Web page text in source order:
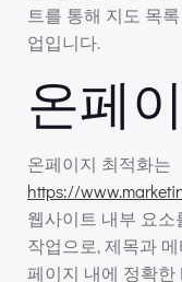
트를 통해 지도 목
업입니다.
온페
온페이지 최적화는
https://
웹사이트 내부 요
작업으로, 제목과
페이지 내에 정확한